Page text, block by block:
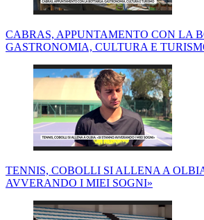
CABRAS, APPUNTAMENTO CON LA
GASTRONOMIA, CULTURA E
TENNIS, COBOLLI SI ALLENA A
AVVERANDO I MIEI SOGNI»